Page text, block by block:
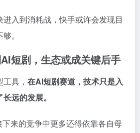
入到消耗战，快手或许会发现目
。
短剧，生态或成关键后手
具， 在AI短剧赛道，技术只是入
远的发展。
来的竞争中更多还得依靠各自母